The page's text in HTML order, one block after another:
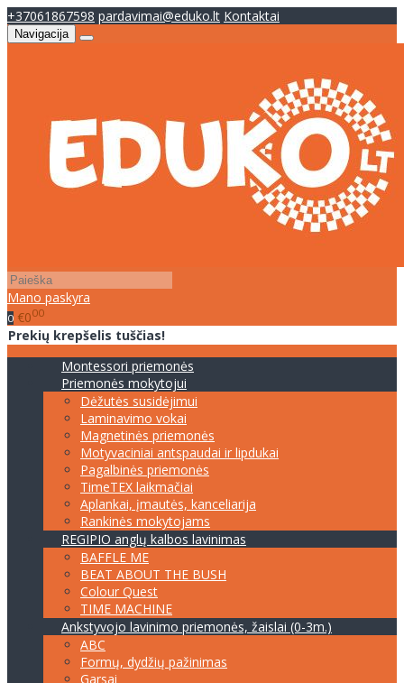
+37061867598 pardavimai@eduko.lt Kontaktai
Navigacija
Mano paskyra
0 €000
Prekių krepšelis tuščias!
Montessori priemonės
Priemonės mokytojui
Dėžutės susidėjimui
Laminavimo vokai
Magnetinės priemonės
Motyvaciniai antspaudai ir lipdukai
Pagalbinės priemonės
TimeTEX laikmačiai
Aplankai, įmautės, kanceliarija
Rankinės mokytojams
REGIPIO anglų kalbos lavinimas
BAFFLE ME
BEAT ABOUT THE BUSH
Colour Quest
TIME MACHINE
Ankstyvojo lavinimo priemonės, žaislai (0-3m.)
ABC
Formų, dydžių pažinimas
Garsai